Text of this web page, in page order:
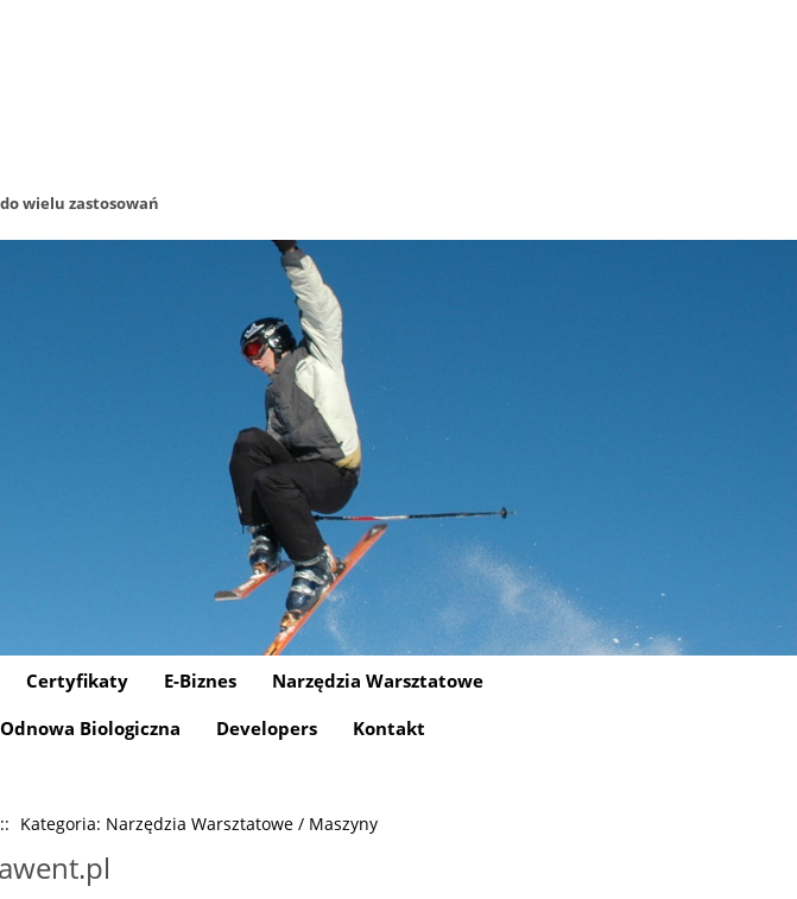
wielu zastosowań
Certyfikaty E-Biznes
Narzędzia Warsztatowe
Odnowa Biologiczna Developers Kontakt
:: Kategoria: Narzędzia Warsztatowe / Maszyny